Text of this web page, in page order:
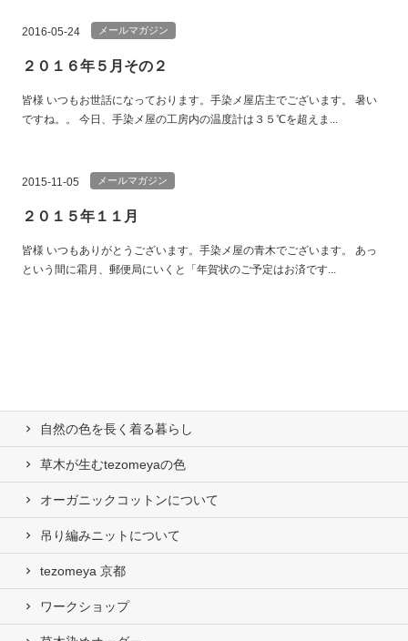
2016-05-24 メールマガジン
２０１６年５月その２
皆様 いつもお世話になっております。手染メ屋店主でございます。 暑い
ですね。。 今日、手染メ屋の工房内の温度計は３５℃を超えま...
2015-11-05 メールマガジン
２０１５年１１月
皆様 いつもありがとうございます。手染メ屋の青木でございます。 あっ
という間に霜月、郵便局にいくと「年賀状のご予定はお済です...
自然の⾊を⻑く着る暮らし
草木が生むtezomeyaの⾊
オーガニックコットンについて
吊り編みニットについて
tezomeya 京都
ワークショップ